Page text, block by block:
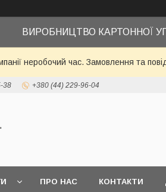
ВИРОБНИЦТВО КАРТОННОЇ
неробочий час. Замовлення та
38 +380 (44) 229-96-04
ПРО НАС КОНТАКТИ